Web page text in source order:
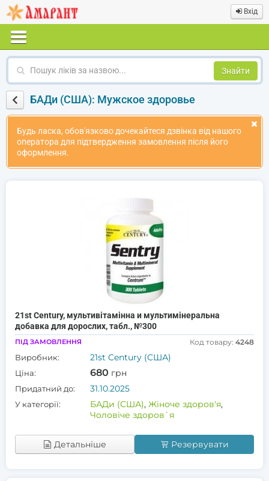
Вхід
Пошук
за
назвоюБАДи (США): Мужское здоровье
Будь ласка, обов'язково дочекайтеся дзвінка від нашого
оператора для підтвердження замовлення після його
оформлення.
21st Century, мультивітамінна и мультимінеральна
добавка для дорослих, табл., №300
ПІД ЗАМОВЛЕННЯ Код товару: 4248
Виробник: 21st Century (США)
Ціна: 680 грн
Придатний до: 31.10.2025
У категорії: БАДи (США), Жіноче здоров'я,
Чоловіче здоров`я
Детальніше Резервувати